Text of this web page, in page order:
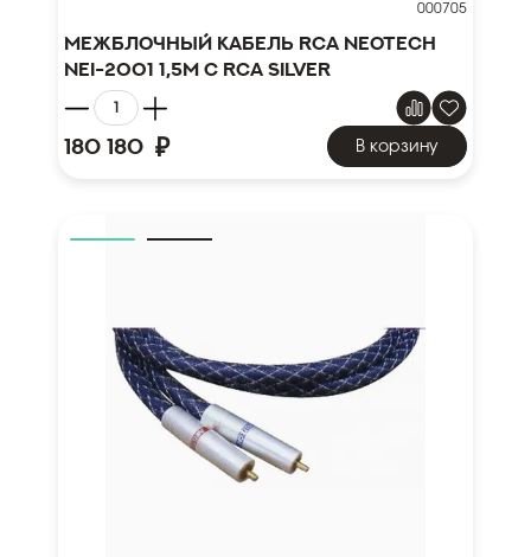
000705
Межблочный кабель RCA NEOTECH
NEI-2001 1,5м с RCA SILVER
180 180 ₽ В корзину